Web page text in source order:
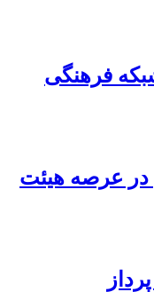
فرهنگی
در عرصه‌ هیئت